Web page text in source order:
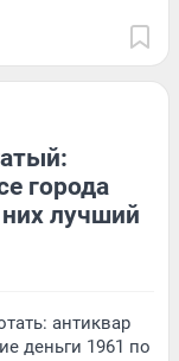
города
лучший
антиквар
деньги 1961 по